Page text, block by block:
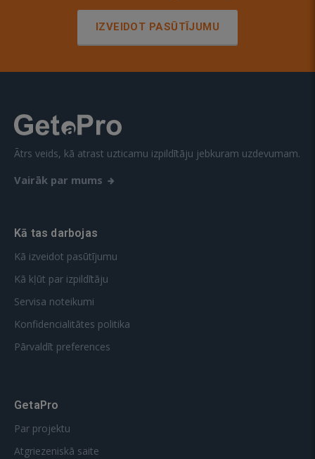
IZVEIDOT PASŪTĪJUMU
Ātrs veids, kā atrast uzticamu izpildītāju jebkuram uzdevumam.
Vairāk par mums
Kā tas darbojas
Kā izveidot pasūtījumu
Kā kļūt par izpildītāju
Servisa noteikumi
Konfidencialitātes politika
Pārvaldīt preferences
GetaPro
Par projektu
Atgriezeniskā saite